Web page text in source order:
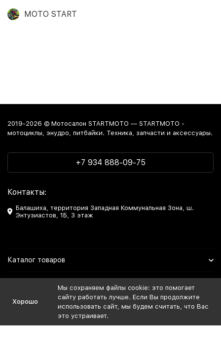
MOTO START
2019-2026 © Мотосалон STARTMOTO — STARTMOTO -
мотоциклы, энудро, питбайки. Техника, запчасти и аксессуары.
+7 934 888-09-75
Контакты:
Балашиха, территория Западная Коммунальная Зона, ш.
Энтузиастов, 1Б, 3 этаж
Каталог товаров
Мы в Соцсетях
Хорошо
Мы сохраняем файлы cookie: это помогает
сайту работать лучше. Если Вы продолжите
использовать сайт, мы будем считать, что Вас
это устраивает.